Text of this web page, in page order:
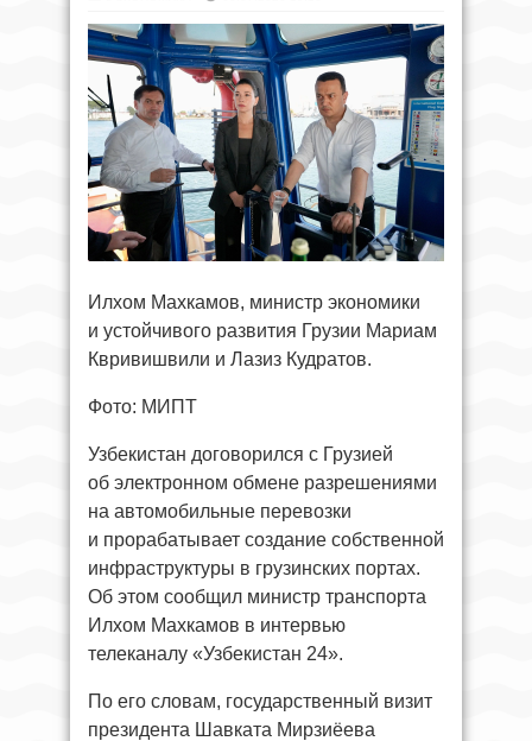
Илхом Махкамов, министр экономики
и устойчивого развития Грузии Мариам
Квривишвили и Лазиз Кудратов.
Фото: МИПТ
Узбекистан договорился с Грузией
об электронном обмене разрешениями
на автомобильные перевозки
и прорабатывает создание собственной
инфраструктуры в грузинских портах.
Об этом сообщил министр транспорта
Илхом Махкамов в интервью
телеканалу «Узбекистан 24».
По его словам, государственный визит
президента Шавката Мирзиёева